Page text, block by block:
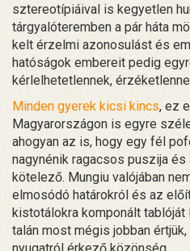
sztereotípiáival is kegyetlen
tárgyalóteremben a pár háta
kelt érzelmi azonosulást és
hatóságok embereit pedig
kérlelhetetlennek,
Minden gyerek kicsi kincs, ez
Magyarországon is egyre
ahogyan az is, hogy egy fél
nagynénik ragacsos puszija
kötelező. Mungiu valójában
elmosódó határokról és az
kistotálokra komponált
talán most mégis jobban